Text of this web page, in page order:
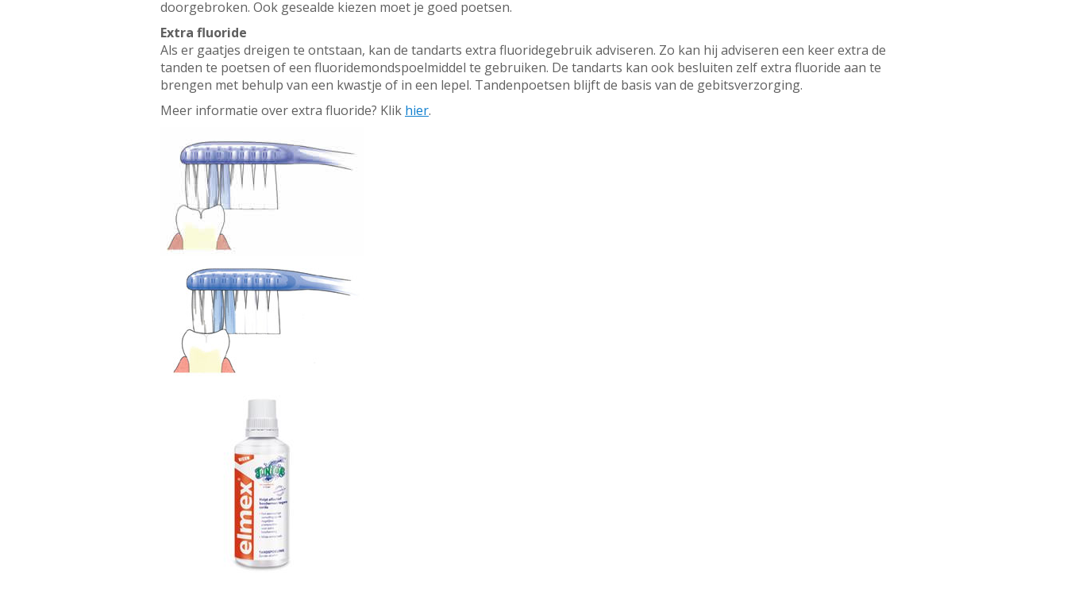
doorgebroken. Ook gesealde kiezen moet je goed poetsen.
Extra fluoride
Als er gaatjes dreigen te ontstaan, kan de tandarts extra fluoridegebruik adviseren. Zo kan hij adviseren een keer extra de
tanden te poetsen of een fluoridemondspoelmiddel te gebruiken. De tandarts kan ook besluiten zelf extra fluoride aan te
brengen met behulp van een kwastje of in een lepel. Tandenpoetsen blijft de basis van de gebitsverzorging.
Meer informatie over extra fluoride? Klik hier.